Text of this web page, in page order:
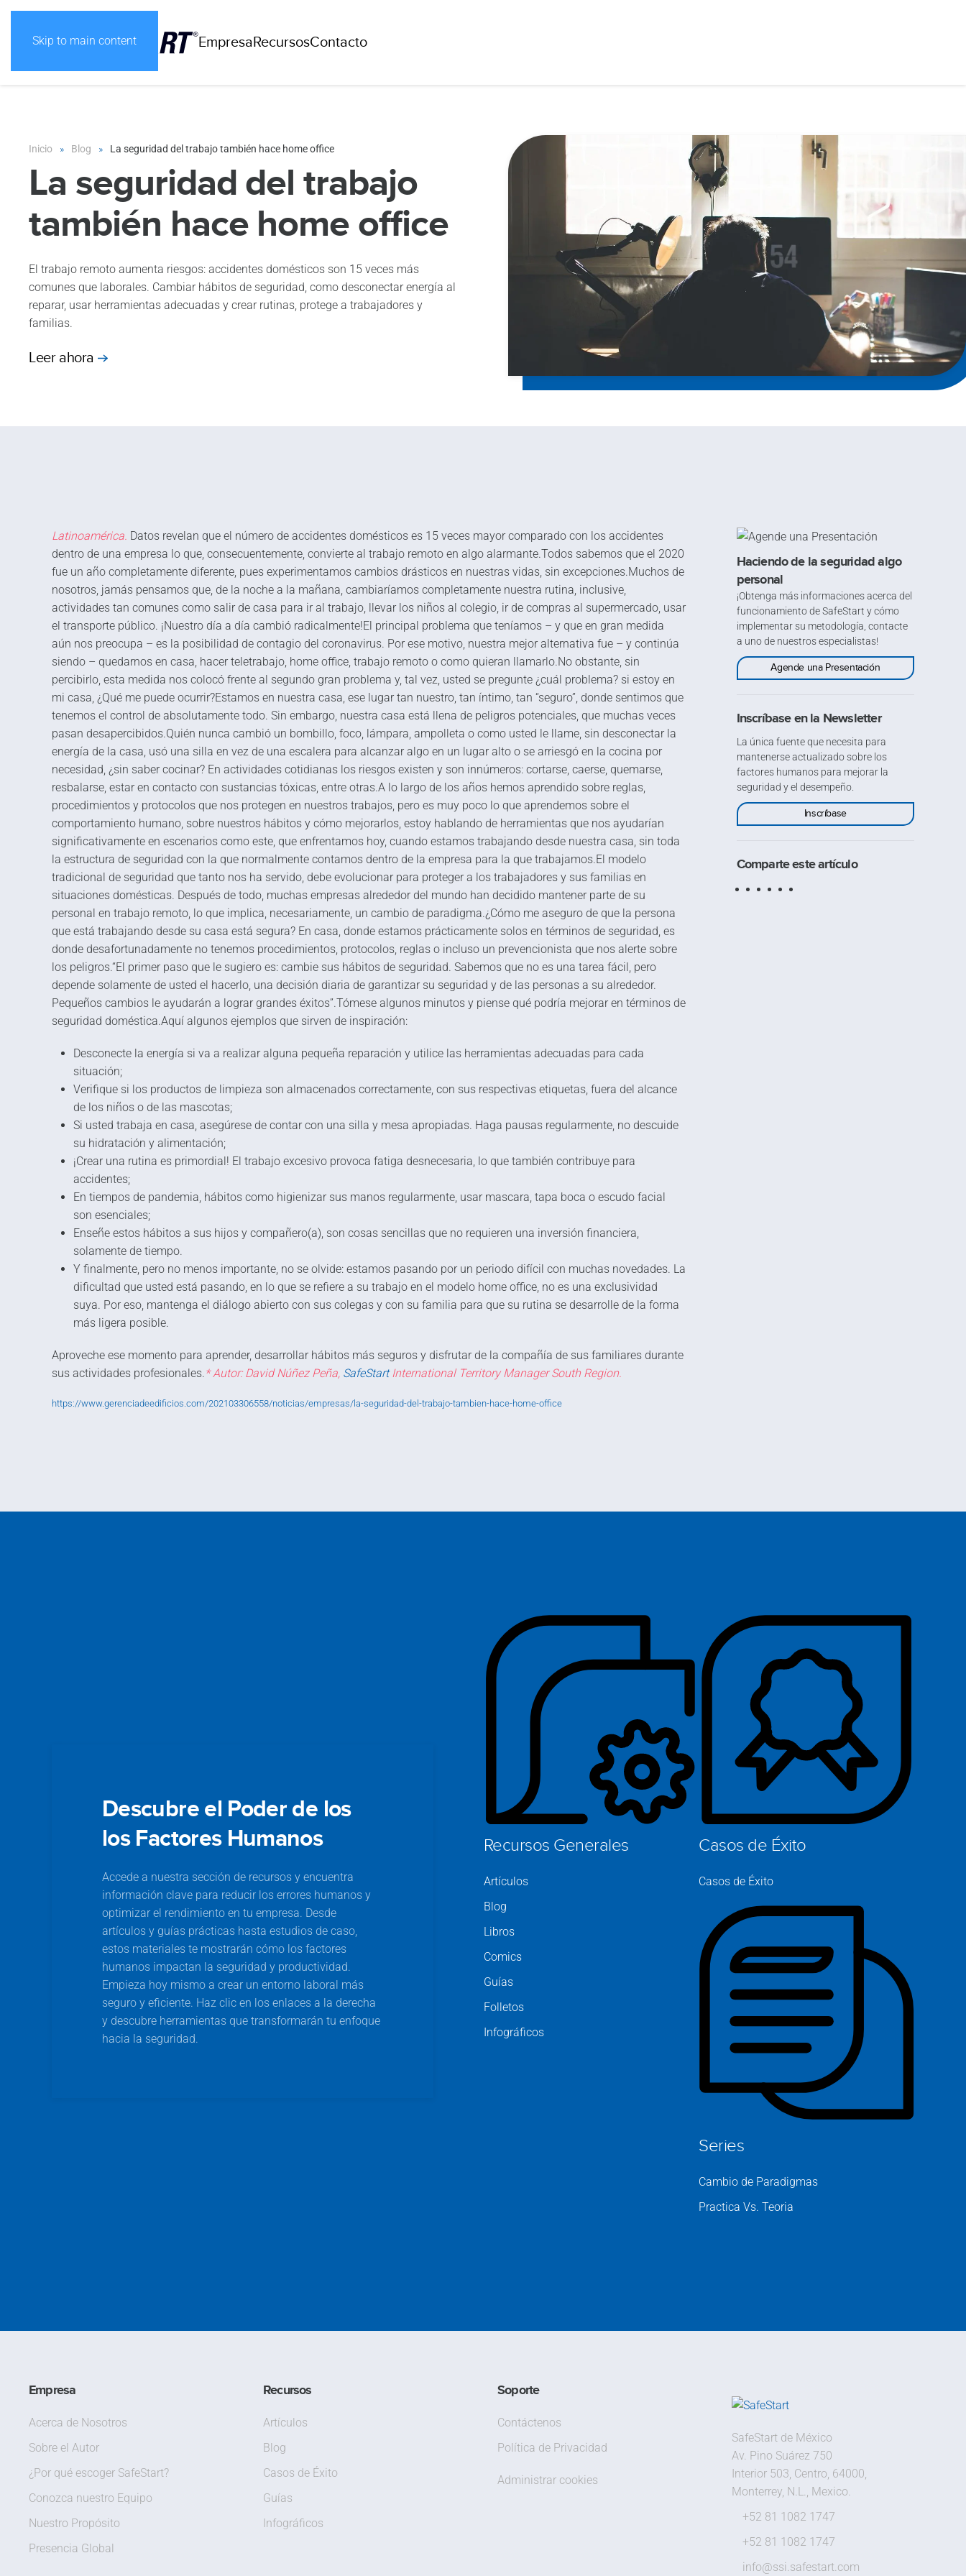
Skip to main content EmpresaRecursosContacto
Inicio Blog La seguridad del trabajo también hace home office
La seguridad del trabajo
también hace home office
El trabajo remoto aumenta riesgos: accidentes domésticos son 15 veces más
comunes que laborales. Cambiar hábitos de seguridad, como desconectar energía al
reparar, usar herramientas adecuadas y crear rutinas, protege a trabajadores y
familias.
Leer ahora
Latinoamérica. Datos revelan que el número de accidentes domésticos es 15 veces mayor comparado con los accidentes
dentro de una empresa lo que, consecuentemente, convierte al trabajo remoto en algo alarmante.Todos sabemos que el 2020
fue un año completamente diferente, pues experimentamos cambios drásticos en nuestras vidas, sin excepciones.Muchos de
nosotros, jamás pensamos que, de la noche a la mañana, cambiaríamos completamente nuestra rutina, inclusive,
actividades tan comunes como salir de casa para ir al trabajo, llevar los niños al colegio, ir de compras al supermercado, usar
el transporte público. ¡Nuestro día a día cambió radicalmente!El principal problema que teníamos – y que en gran medida
aún nos preocupa – es la posibilidad de contagio del coronavirus. Por ese motivo, nuestra mejor alternativa fue – y continúa
siendo – quedarnos en casa, hacer teletrabajo, home office, trabajo remoto o como quieran llamarlo.No obstante, sin
percibirlo, esta medida nos colocó frente al segundo gran problema y, tal vez, usted se pregunte ¿cuál problema? si estoy en
mi casa, ¿Qué me puede ocurrir?Estamos en nuestra casa, ese lugar tan nuestro, tan íntimo, tan “seguro”, donde sentimos que
tenemos el control de absolutamente todo. Sin embargo, nuestra casa está llena de peligros potenciales, que muchas veces
pasan desapercibidos.Quién nunca cambió un bombillo, foco, lámpara, ampolleta o como usted le llame, sin desconectar la
energía de la casa, usó una silla en vez de una escalera para alcanzar algo en un lugar alto o se arriesgó en la cocina por
necesidad, ¿sin saber cocinar? En actividades cotidianas los riesgos existen y son innúmeros: cortarse, caerse, quemarse,
resbalarse, estar en contacto con sustancias tóxicas, entre otras.A lo largo de los años hemos aprendido sobre reglas,
procedimientos y protocolos que nos protegen en nuestros trabajos, pero es muy poco lo que aprendemos sobre el
comportamiento humano, sobre nuestros hábitos y cómo mejorarlos, estoy hablando de herramientas que nos ayudarían
significativamente en escenarios como este, que enfrentamos hoy, cuando estamos trabajando desde nuestra casa, sin toda
la estructura de seguridad con la que normalmente contamos dentro de la empresa para la que trabajamos.El modelo
tradicional de seguridad que tanto nos ha servido, debe evolucionar para proteger a los trabajadores y sus familias en
situaciones domésticas. Después de todo, muchas empresas alrededor del mundo han decidido mantener parte de su
personal en trabajo remoto, lo que implica, necesariamente, un cambio de paradigma.¿Cómo me aseguro de que la persona
que está trabajando desde su casa está segura? En casa, donde estamos prácticamente solos en términos de seguridad, es
donde desafortunadamente no tenemos procedimientos, protocolos, reglas o incluso un prevencionista que nos alerte sobre
los peligros.“El primer paso que le sugiero es: cambie sus hábitos de seguridad. Sabemos que no es una tarea fácil, pero
depende solamente de usted el hacerlo, una decisión diaria de garantizar su seguridad y de las personas a su alrededor.
Pequeños cambios le ayudarán a lograr grandes éxitos”.Tómese algunos minutos y piense qué podría mejorar en términos de
seguridad doméstica.Aquí algunos ejemplos que sirven de inspiración:
Desconecte la energía si va a realizar alguna pequeña reparación y utilice las herramientas adecuadas para cada
situación;
Verifique si los productos de limpieza son almacenados correctamente, con sus respectivas etiquetas, fuera del alcance
de los niños o de las mascotas;
Si usted trabaja en casa, asegúrese de contar con una silla y mesa apropiadas. Haga pausas regularmente, no descuide
su hidratación y alimentación;
¡Crear una rutina es primordial! El trabajo excesivo provoca fatiga desnecesaria, lo que también contribuye para
accidentes;
En tiempos de pandemia, hábitos como higienizar sus manos regularmente, usar mascara, tapa boca o escudo facial
son esenciales;
Enseñe estos hábitos a sus hijos y compañero(a), son cosas sencillas que no requieren una inversión financiera,
solamente de tiempo.
Y finalmente, pero no menos importante, no se olvide: estamos pasando por un periodo difícil con muchas novedades. La
dificultad que usted está pasando, en lo que se refiere a su trabajo en el modelo home office, no es una exclusividad
suya. Por eso, mantenga el diálogo abierto con sus colegas y con su familia para que su rutina se desarrolle de la forma
más ligera posible.
Aproveche ese momento para aprender, desarrollar hábitos más seguros y disfrutar de la compañía de sus familiares durante
sus actividades profesionales. * Autor: David Núñez Peña, SafeStartInternational Territory Manager South Region.
https://www.gerenciadeedificios.com/202103306558/noticias/empresas/la-seguridad-del-trabajo-tambien-hace-home-office
Haciendo de la seguridad algo
personal
¡Obtenga más informaciones acerca del
funcionamiento de SafeStart y cómo
implementar su metodología, contacte
a uno de nuestros especialistas!
Agende una Presentación
Inscríbase en la Newsletter
La única fuente que necesita para
mantenerse actualizado sobre los
factores humanos para mejorar la
seguridad y el desempeño.
Inscríbase
Comparte este artículo
Descubre el Poder de los
los Factores Humanos
Accede a nuestra sección de recursos y encuentra
información clave para reducir los errores humanos y
optimizar el rendimiento en tu empresa. Desde
artículos y guías prácticas hasta estudios de caso,
estos materiales te mostrarán cómo los factores
humanos impactan la seguridad y productividad.
Empieza hoy mismo a crear un entorno laboral más
seguro y eficiente. Haz clic en los enlaces a la derecha
y descubre herramientas que transformarán tu enfoque
hacia la seguridad.
Recursos Generales
Artículos
Blog
Libros
Comics
Guías
Folletos
Infográficos
Casos de Éxito
Casos de Éxito
Series
Cambio de Paradigmas
Practica Vs. Teoria
Empresa
Acerca de Nosotros
Sobre el Autor
¿Por qué escoger SafeStart?
Conozca nuestro Equipo
Nuestro Propósito
Presencia Global
Recursos
Artículos
Blog
Casos de Éxito
Guías
Infográficos
Soporte
Contáctenos
Política de Privacidad
Administrar cookies
SafeStart de México
Av. Pino Suárez 750
Interior 503, Centro, 64000,
Monterrey, N.L., Mexico.
+52 81 1082 1747
+52 81 1082 1747
info@ssi.safestart.com